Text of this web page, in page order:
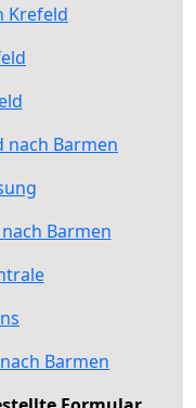
Krefeld
nach Barmen
Barmen
Barmen